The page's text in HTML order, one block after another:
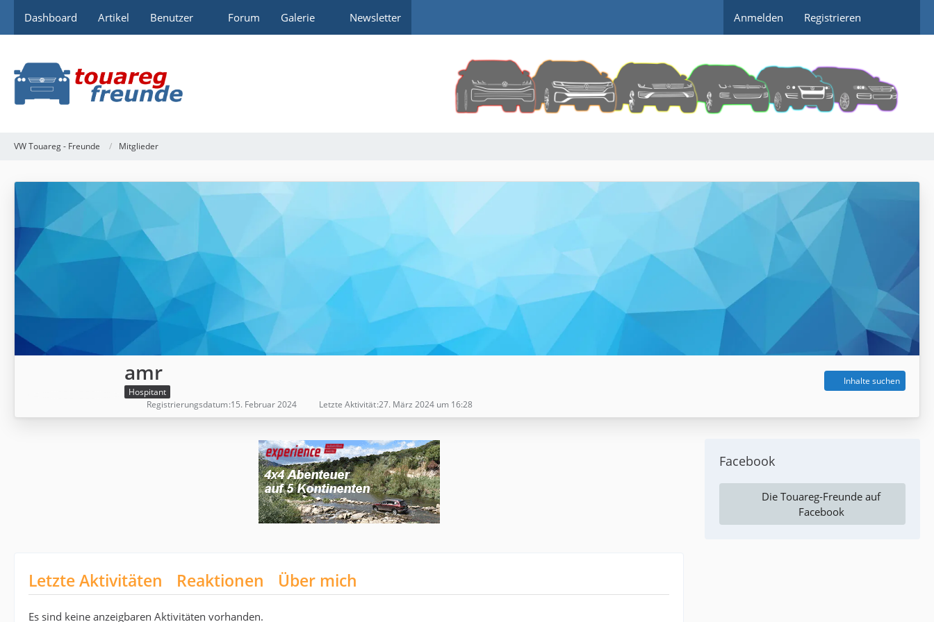
Dashboard Artikel Benutzer Forum Galerie Newsletter Anmelden Registrieren
VW Touareg - Freunde Mitglieder
amr
Hospitant
Inhalte suchen
Registrierungsdatum 15. Februar 2024 Letzte Aktivität 27. März 2024 um 16:28
Letzte Aktivitäten Reaktionen Über mich
Es sind keine anzeigbaren Aktivitäten vorhanden.
Facebook
Die Touareg-Freunde auf
Facebook